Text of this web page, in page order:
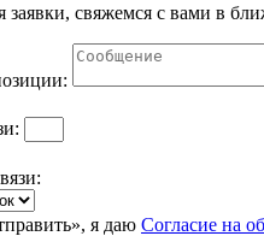
заявки, свяжемся с вами в
я даю Согласие на